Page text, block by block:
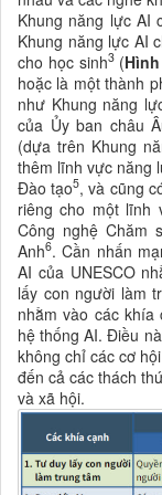
Khung năng lực AI
Khung năng lực AI
cho học sinh3(
hoặc là một thành
như Khung năng
của Ủy ban châu
(dựa trên Khung
thêm lĩnh vực năng
Đào tạo5, và cũng
riêng cho một lĩnh
Công nghệ Chăm
Anh6. Cần nhấn
AI của UNESCO
lấy con người làm
nhằm vào các
hệ thống AI. Điều
không chỉ các cơ
đến cả các thách
và xã hội.